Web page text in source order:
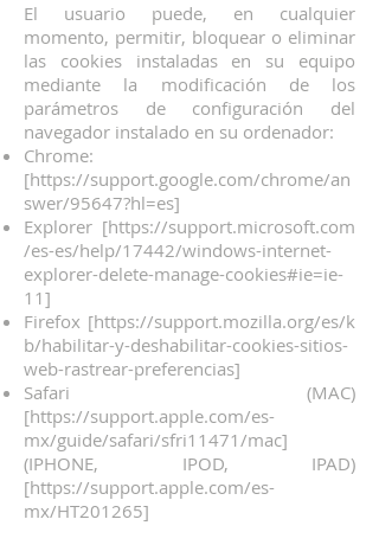
El usuario puede, en cualquier
momento, permitir, bloquear o eliminar
las cookies instaladas en su equipo
mediante la modificación de los
parámetros de configuración del
navegador instalado en su ordenador:
Chrome:
[https://support.google.com/chrome/an
swer/95647?hl=es]
Explorer [https://support.microsoft.com
/es-es/help/17442/windows-internet-
explorer-delete-manage-cookies#ie=ie-
11]
Firefox [https://support.mozilla.org/es/k
b/habilitar-y-deshabilitar-cookies-sitios-
web-rastrear-preferencias]
Safari (MAC)
[https://support.apple.com/es-
mx/guide/safari/sfri11471/mac]
(IPHONE, IPOD, IPAD)
[https://support.apple.com/es-
mx/HT201265]